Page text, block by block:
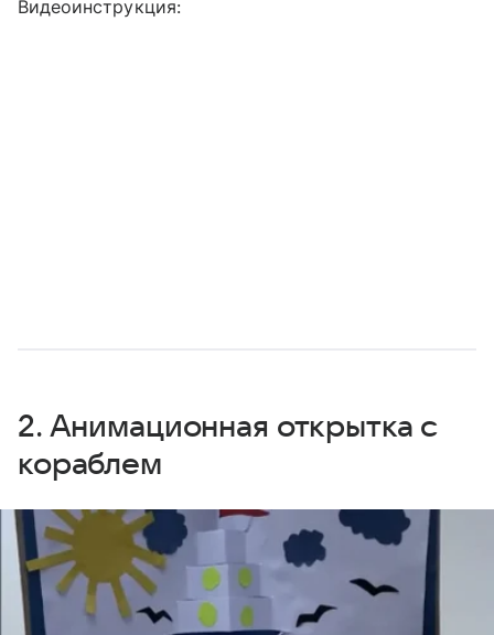
Видеоинструкция:
2. Анимационная открытка с
кораблем